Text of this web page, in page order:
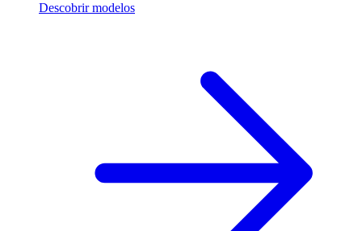
Descobrir modelos